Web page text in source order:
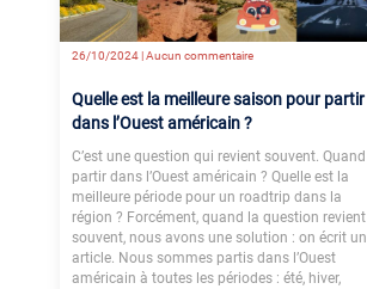
26/10/2024 | Aucun commentaire
Quelle est la meilleure saison pour partir
dans l’Ouest américain ?
C’est une question qui revient souvent. Quand
partir dans l’Ouest américain ? Quelle est la
meilleure période pour un roadtrip dans la
région ? Forcément, quand la question revient
souvent, nous avons une solution : on écrit un
article. Nous sommes partis dans l’Ouest
américain à toutes les périodes : été, hiver,